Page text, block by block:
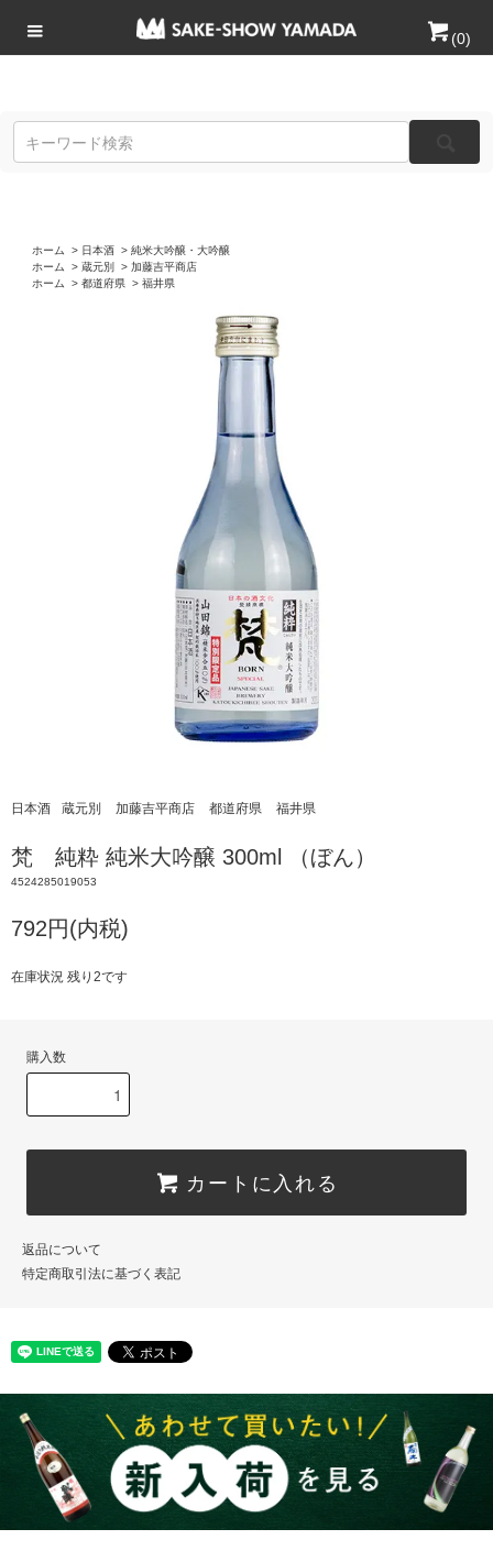
(0)
ホーム > 日本酒 > 純米大吟醸・大吟醸
ホーム
> 蔵元別 > 加藤吉平商店
ホーム
> 都道府県 > 福井県
日本酒 蔵元別 加藤吉平商店 都道府県 福井県
梵 純粋 純米大吟醸 300ml （ぼん）
4524285019053
792円(内税)
在庫状況 残り2です
購入数
カートに入れる
返品について
特定商取引法に基づく表記